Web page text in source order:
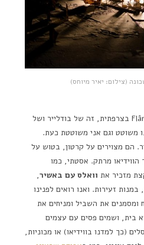
(צילום: יאיר מיוחס)
אני חושבת על המשוטט, Flâneur בצרפתית, זה של בודלייר ושל
משוטט וגם אני משוטטת כעת.
הם מצוירים על קרטון, בטוש על
מרתק. אסטתי, כמו
מזכיר את וואלס עם באשיר,
זעירות. ואנו רואים לפנינו
ומסמנים את השביל ומניחים את
בית, ושמים פסים עם עצמים
(כך למדנו בווידיאו) או מכוניות,